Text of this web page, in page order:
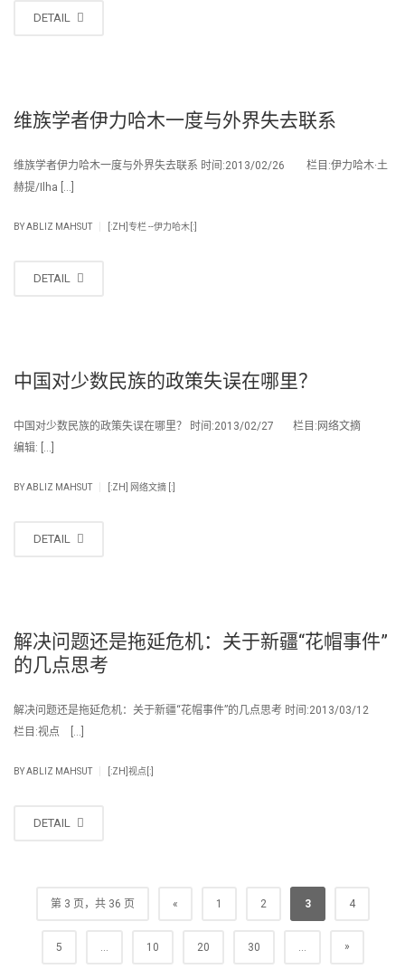
DETAIL
维族学者伊力哈木一度与外界失去联系
维族学者伊力哈木一度与外界失去联系 时间:2013/02/26 栏目:伊力哈木·土
赫提/Ilha […]
BYABLIZ MAHSUT [:ZH]专栏 --伊力哈木[:]
DETAIL
中国对少数民族的政策失误在哪里？
中国对少数民族的政策失误在哪里？ 时间:2013/02/27 栏目:网络文摘
编辑: […]
BYABLIZ MAHSUT [:ZH] 网络文摘 [:]
DETAIL
解决问题还是拖延危机：关于新疆“花帽事件”
的几点思考
解决问题还是拖延危机：关于新疆“花帽事件”的几点思考 时间:2013/03/12
栏目:视点 […]
BYABLIZ MAHSUT [:ZH]视点[:]
DETAIL
第 3 页，共 36 页 « 1 2 3 4
5 10 20 30 »